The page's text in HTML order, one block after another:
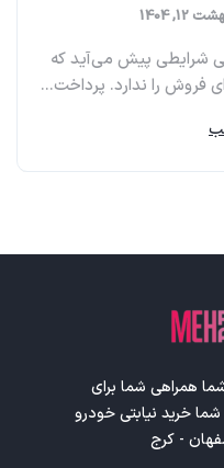
12, 1404
۰۹۱۲۱۲۴۴۱۰۵ گاهی شرایطی پیش می‌آید که
را ندارد. پرداخت...
همراهی شما برای
خرید نیابتی خودرو
- کرج